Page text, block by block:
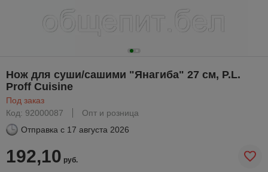
Нож для суши/сашими "Янагиба" 27 см, P.L.
Proff Cuisine
Под заказ
Код: 92000087
Опт и розница
Отправка с 17 августа 2026
192,10 руб.